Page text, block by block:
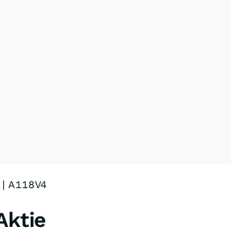
A118V4